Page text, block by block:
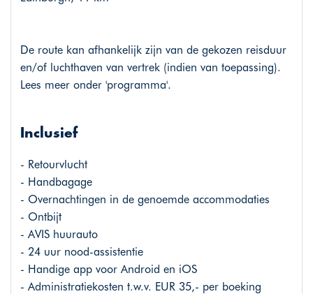
De route kan afhankelijk zijn van de gekozen reisduur
en/of luchthaven van vertrek (indien van toepassing).
Lees meer onder 'programma'.
Inclusief
- Retourvlucht
- Handbagage
- Overnachtingen in de genoemde accommodaties
- Ontbijt
- AVIS huurauto
- 24 uur nood-assistentie
- Handige app voor Android en iOS
- Administratiekosten t.w.v. EUR 35,- per boeking